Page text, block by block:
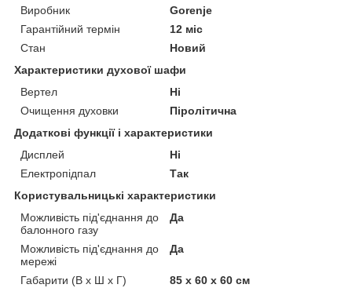
Виробник
Gorenje
Гарантійний термін
12 міс
Стан
Новий
Характеристики духової шафи
Вертел
Ні
Очищення духовки
Піролітична
Додаткові функції і характеристики
Дисплей
Ні
Електропідпал
Так
Користувальницькі характеристики
Можливість під'єднання до
балонного газу
Да
Можливість під'єднання до
мережі
Да
Габарити (В х Ш х Г)
85 х 60 х 60 см